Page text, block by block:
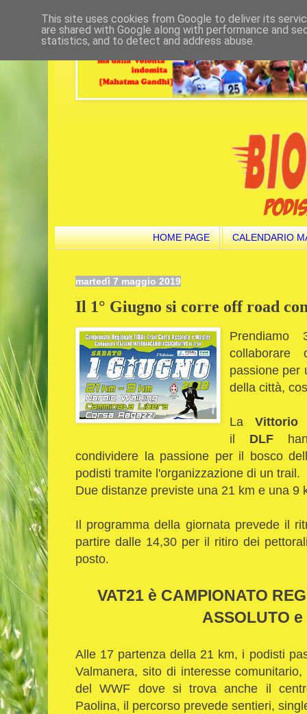
HOME PAGE CALENDARIO
martedì 7 maggio 2019
Il 1° Giugno si corre off road
Prendiamo
passione per
della città,
La Vittorio
il DLF
condividere la passione per il bosco
podisti tramite l'organizzazione di un trail.
Due distanze previste una 21 km e una 9
Il programma della giornata prevede il
partire dalle 14,30 per il ritiro dei
posto.
VAT21 è CAMPIONATO
ASSOLUTO
Alle 17 partenza della 21 km, i podisti
Valmanera, sito di interesse
del WWF dove si trova anche il
Paolina, il percorso prevede sentieri,
This site uses cookies from Google to deliver its
are shared with Google along with performance and
statistics, and to detect and address abuse.